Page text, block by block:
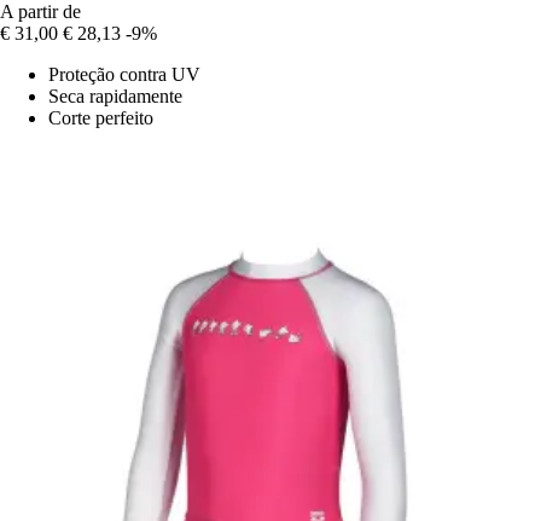
A partir de
€ 31,00 € 28,13 -9%
Proteção contra UV
Seca rapidamente
Corte perfeito